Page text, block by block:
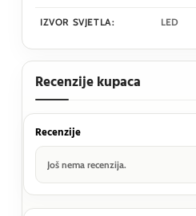
IZVOR SVJETLA: LED
Recenzije kupaca
Recenzije
Još nema recenzija.